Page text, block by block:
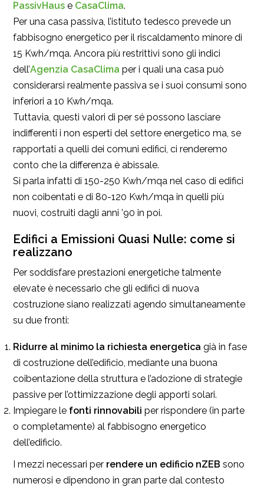
PassivHaus e CasaClima.
Per una casa passiva, l’istituto tedesco prevede un
fabbisogno energetico per il riscaldamento minore di
15 Kwh/mqa. Ancora più restrittivi sono gli indici
dell’Agenzia CasaClima per i quali una casa può
considerarsi realmente passiva se i suoi consumi sono
inferiori a 10 Kwh/mqa.
Tuttavia, questi valori di per sé possono lasciare
indifferenti i non esperti del settore energetico ma, se
rapportati a quelli dei comuni edifici, ci renderemo
conto che la differenza è abissale.
Si parla infatti di 150-250 Kwh/mqa nel caso di edifici
non coibentati e di 80-120 Kwh/mqa in quelli più
nuovi, costruiti dagli anni ’90 in poi.
Edifici a Emissioni Quasi Nulle: come si
realizzano
Per soddisfare prestazioni energetiche talmente
elevate è necessario che gli edifici di nuova
costruzione siano realizzati agendo simultaneamente
su due fronti:
Ridurre al minimo la richiesta energetica già in fase
di costruzione dell’edificio, mediante una buona
coibentazione della struttura e l’adozione di strategie
passive per l’ottimizzazione degli apporti solari.
Impiegare le fonti rinnovabili per rispondere (in parte
o completamente) al fabbisogno energetico
dell’edificio.
I mezzi necessari per rendere un edificio nZEB sono
numerosi e dipendono in gran parte dal contesto